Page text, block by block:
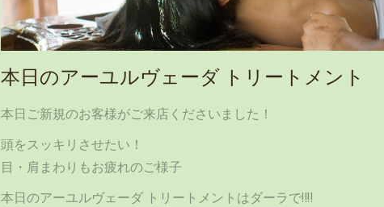
本日のアーユルヴェーダ トリートメント
本日ご新規のお客様がご来店くださいました！
頭をスッキリさせたい！
目・肩まわりもお疲れのご様子
本日のアーユルヴェーダ トリートメントはダーラで‼‼